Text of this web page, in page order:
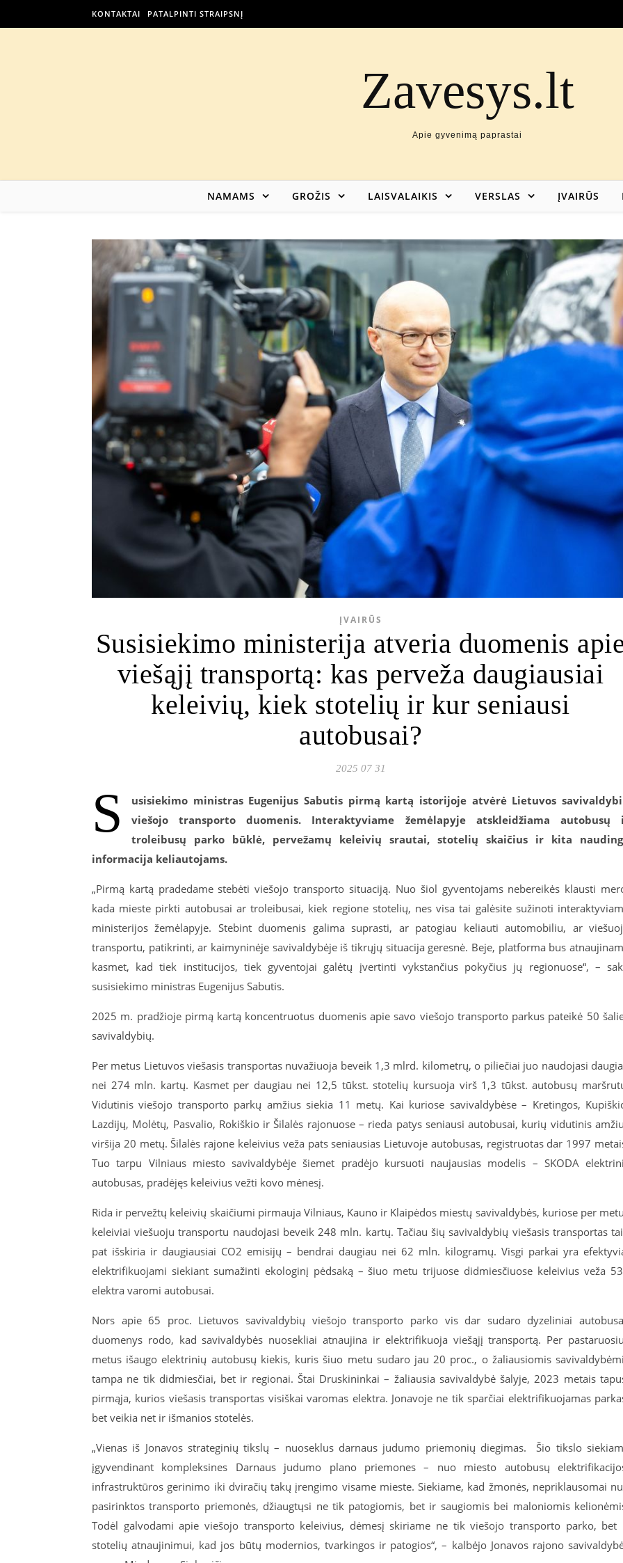
KONTAKTAI PATALPINTI STRAIPSNĮ
Zavesys.lt
Apie gyvenimą paprastai
NAMAMS GROŽIS LAISVALAIKIS VERSLAS ĮVAIRŪS
ĮVAIRŪS
Susisiekimo ministerija atveria duomenis
viešąjį transportą: kas perveža daugiausiai
keleivių, kiek stotelių ir kur seniausi
autobusai?
2025 07 31
S
usisiekimo ministras Eugenijus Sabutis pirmą kartą istorijoje atvėrė Lietuvos
viešojo transporto duomenis. Interaktyviame žemėlapyje atskleidžiama autobusų
troleibusų parko būklė, pervežamų keleivių srautai, stotelių skaičius ir kita
informacija keliautojams.
„Pirmą kartą pradedame stebėti viešojo transporto situaciją. Nuo šiol gyventojams nebereikės klausti
kada mieste pirkti autobusai ar troleibusai, kiek regione stotelių, nes visa tai galėsite sužinoti
ministerijos žemėlapyje. Stebint duomenis galima suprasti, ar patogiau keliauti automobiliu, ar
transportu, patikrinti, ar kaimyninėje savivaldybėje iš tikrųjų situacija geresnė. Beje, platforma bus
kasmet, kad tiek institucijos, tiek gyventojai galėtų įvertinti vykstančius pokyčius jų regionuose“, –
susisiekimo ministras Eugenijus Sabutis.
2025 m. pradžioje pirmą kartą koncentruotus duomenis apie savo viešojo transporto parkus pateikė 50
savivaldybių.
Per metus Lietuvos viešasis transportas nuvažiuoja beveik 1,3 mlrd. kilometrų, o piliečiai juo naudojasi
nei 274 mln. kartų. Kasmet per daugiau nei 12,5 tūkst. stotelių kursuoja virš 1,3 tūkst. autobusų
Vidutinis viešojo transporto parkų amžius siekia 11 metų. Kai kuriose savivaldybėse – Kretingos,
Lazdijų, Molėtų, Pasvalio, Rokiškio ir Šilalės rajonuose – rieda patys seniausi autobusai, kurių vidutinis
viršija 20 metų. Šilalės rajone keleivius veža pats seniausias Lietuvoje autobusas, registruotas dar 1997
Tuo tarpu Vilniaus miesto savivaldybėje šiemet pradėjo kursuoti naujausias modelis – SKODA
autobusas, pradėjęs keleivius vežti kovo mėnesį.
Rida ir pervežtų keleivių skaičiumi pirmauja Vilniaus, Kauno ir Klaipėdos miestų savivaldybės, kuriose per
keleiviai viešuoju transportu naudojasi beveik 248 mln. kartų. Tačiau šių savivaldybių viešasis transportas
pat išskiria ir daugiausiai CO2 emisijų – bendrai daugiau nei 62 mln. kilogramų. Visgi parkai yra
elektrifikuojami siekiant sumažinti ekologinį pėdsaką – šiuo metu trijuose didmiesčiuose keleivius veža
elektra varomi autobusai.
Nors apie 65 proc. Lietuvos savivaldybių viešojo transporto parko vis dar sudaro dyzeliniai
duomenys rodo, kad savivaldybės nuosekliai atnaujina ir elektrifikuoja viešąjį transportą. Per
metus išaugo elektrinių autobusų kiekis, kuris šiuo metu sudaro jau 20 proc., o žaliausiomis
tampa ne tik didmiesčiai, bet ir regionai. Štai Druskininkai – žaliausia savivaldybė šalyje, 2023 metais
pirmąja, kurios viešasis transportas visiškai varomas elektra. Jonavoje ne tik sparčiai elektrifikuojamas
bet veikia net ir išmanios stotelės.
„Vienas iš Jonavos strateginių tikslų – nuoseklus darnaus judumo priemonių diegimas. Šio tikslo
įgyvendinant kompleksines Darnaus judumo plano priemones – nuo miesto autobusų
infrastruktūros gerinimo iki dviračių takų įrengimo visame mieste. Siekiame, kad žmonės, nepriklausomai
pasirinktos transporto priemonės, džiaugtųsi ne tik patogiomis, bet ir saugiomis bei maloniomis
Todėl galvodami apie viešojo transporto keleivius, dėmesį skiriame ne tik viešojo transporto parko, bet
stotelių atnaujinimui, kad jos būtų modernios, tvarkingos ir patogios“, – kalbėjo Jonavos rajono